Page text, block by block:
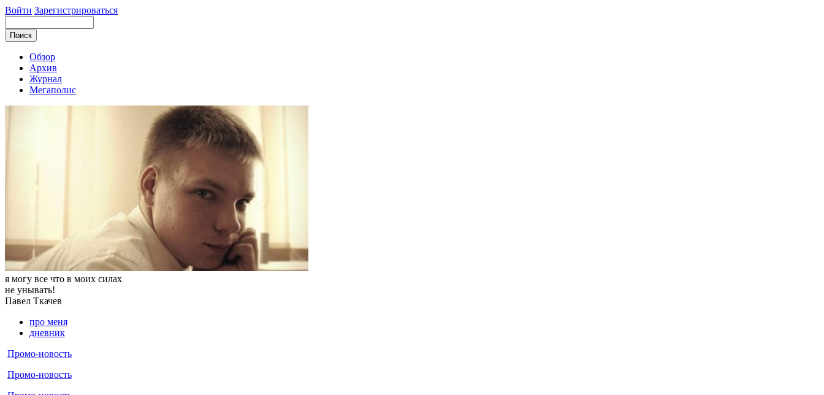
Войти Зарегистрироваться
Обзор
Архив
Журнал
Мегаполис
я могу все что в моих силах
не унывать!
Павел Ткачев
про меня
дневник
Промо-новость
Промо-новость